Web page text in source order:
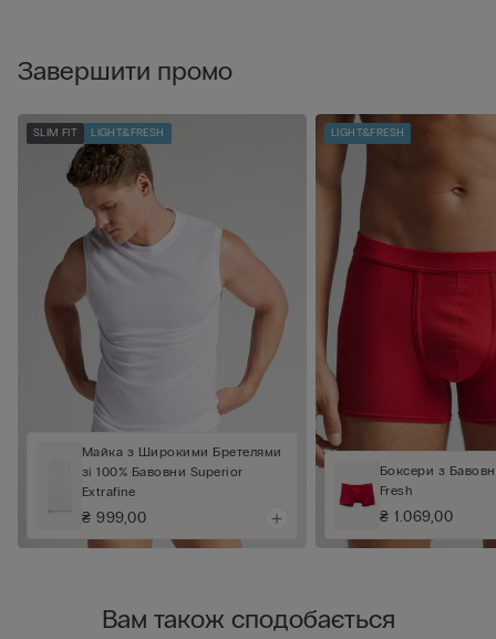
Завершити промо
SLIM FIT LIGHT&FRESH
Майка з Широкими Бретелями
зі 100% Бавовни Superior
Extrafine
₴ 999,00
LIGHT&FRESH
Боксери з
Fresh
₴ 1.069,00
Вам також сподобається